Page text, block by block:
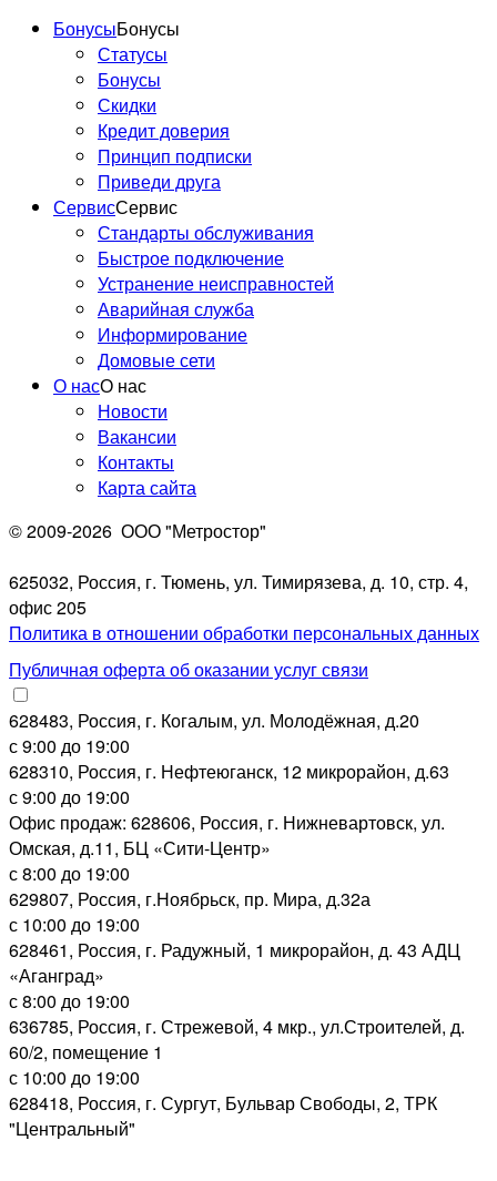
БонусыБонусы
Статусы
Бонусы
Скидки
Кредит доверия
Принцип подписки
Приведи друга
СервисСервис
Стандарты обслуживания
Быстрое подключение
Устранение неисправностей
Аварийная служба
Информирование
Домовые сети
О насО нас
Новости
Вакансии
Контакты
Карта сайта
© 2009-2026 ООО "Метростор"
625032, Россия, г. Тюмень, ул. Тимирязева, д. 10, стр. 4,
офис 205
Политика в отношении обработки персональных данных
Публичная оферта об оказании услуг связи
628483, Россия, г. Когалым, ул. Молодёжная, д.20
с 9:00 до 19:00
628310, Россия, г. Нефтеюганск, 12 микрорайон, д.63
с 9:00 до 19:00
Офис продаж: 628606, Россия, г. Нижневартовск, ул.
Омская, д.11, БЦ «Сити-Центр»
с 8:00 до 19:00
629807, Россия, г.Ноябрьск, пр. Мира, д.32а
с 10:00 до 19:00
628461, Россия, г. Радужный, 1 микрорайон, д. 43 АДЦ
«Аганград»
с 8:00 до 19:00
636785, Россия, г. Стрежевой, 4 мкр., ул.Строителей, д.
60/2, помещение 1
с 10:00 до 19:00
628418, Россия, г. Сургут, Бульвар Свободы, 2, ТРК
"Центральный"